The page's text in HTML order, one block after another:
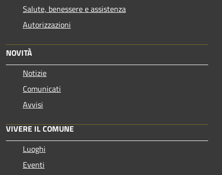
Salute, benessere e assistenza
Autorizzazioni
NOVITÀ
Notizie
Comunicati
Avvisi
VIVERE IL COMUNE
Luoghi
Eventi